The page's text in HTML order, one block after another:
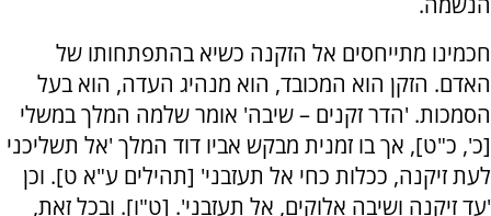
חכמינו מתייחסים אל הזקנה כשיא בהתפתחותו של
האדם. הזקן הוא המכובד, הוא מנהיג העדה, הוא בעל
הסמכות. 'הדר זקנים – שיבה' אומר שלמה המלך במשלי
[כ', כ"ט], אך בו זמנית מבקש אביו דוד המלך 'אל תשליכני
לעת זיקנה, ככלות כחי אל תעזבני' [תהילים ע"א ט]. וכן
'עד זיקנה ושיבה אלוקים, אל תעזבני'. [ט"ו]. ובכל זאת,